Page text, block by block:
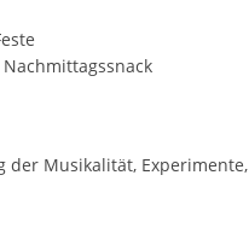
der Musikalität, Experimente,